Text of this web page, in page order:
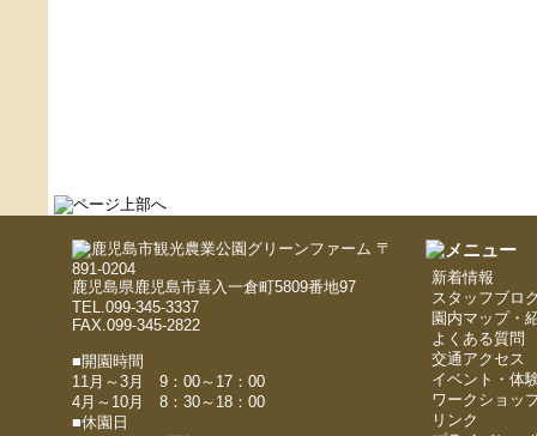
〒
891-0204
鹿児島県鹿児島市喜入一倉町5809番地97
TEL.099-345-3337
FAX.099-345-2822
■開園時間
11月～3月 9：00～17：00
4月～10月 8：30～18：00
■休園日
新着情報
スタッフブロ
園内マップ・
よくある質問
交通アクセス
イベント・体
ワークショッ
リンク